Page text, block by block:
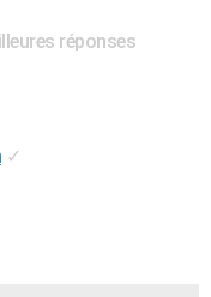
réponses
✓